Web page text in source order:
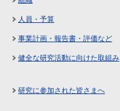
人員・予算
事業計画・報告書・評価など
健全な研究活動に向けた取組み
研究に参加された皆さまへ